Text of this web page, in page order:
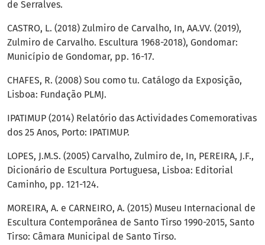
de Serralves.
CASTRO, L. (2018) Zulmiro de Carvalho, In, AA.VV. (2019),
Zulmiro de Carvalho. Escultura 1968-2018), Gondomar:
Município de Gondomar, pp. 16-17.
CHAFES, R. (2008) Sou como tu. Catálogo da Exposição,
Lisboa: Fundação PLMJ.
IPATIMUP (2014) Relatório das Actividades Comemorativas
dos 25 Anos, Porto: IPATIMUP.
LOPES, J.M.S. (2005) Carvalho, Zulmiro de, In, PEREIRA, J.F.,
Dicionário de Escultura Portuguesa, Lisboa: Editorial
Caminho, pp. 121-124.
MOREIRA, A. e CARNEIRO, A. (2015) Museu Internacional de
Escultura Contemporânea de Santo Tirso 1990-2015, Santo
Tirso: Câmara Municipal de Santo Tirso.